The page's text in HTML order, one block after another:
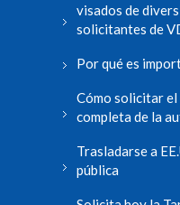
visados de
solicitantes de
Por qué es
Cómo solicitar el
completa de la
Trasladarse a
pública